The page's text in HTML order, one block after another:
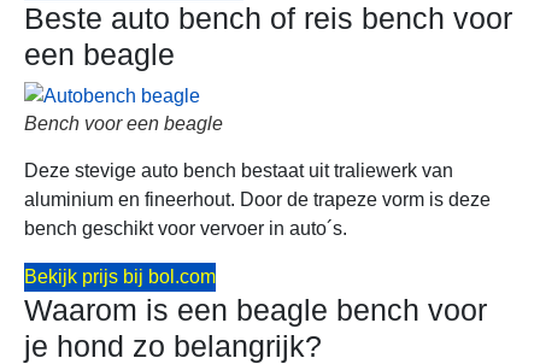
Beste auto bench of reis bench voor
een beagle
Bench voor een beagle
Deze stevige auto bench bestaat uit traliewerk van
aluminium en fineerhout. Door de trapeze vorm is deze
bench geschikt voor vervoer in auto´s.
Bekijk prijs bij bol.com
Waarom is een beagle bench voor
je hond zo belangrijk?